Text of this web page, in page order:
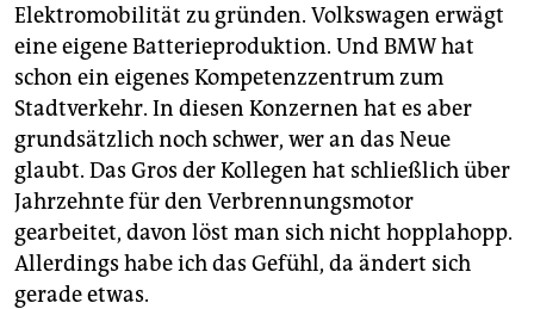
Elektromobilität zu gründen. Volkswagen erwägt
eine eigene Batterieproduktion. Und BMW hat
schon ein eigenes Kompetenzzentrum zum
Stadtverkehr. In diesen Konzernen hat es aber
grundsätzlich noch schwer, wer an das Neue
glaubt. Das Gros der Kollegen hat schließlich über
Jahrzehnte für den Verbrennungsmotor
gearbeitet, davon löst man sich nicht hopplahopp.
Allerdings habe ich das Gefühl, da ändert sich
gerade etwas.